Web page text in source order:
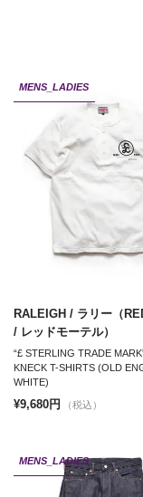
MENS_LADIES
RALEIGH / ラリー（
/ レッドモーテル）
“£ STERLING TRADE
KNECK T-SHIRTS (OLD
WHITE)
¥9,680円 （税込）
MENS_LADIES